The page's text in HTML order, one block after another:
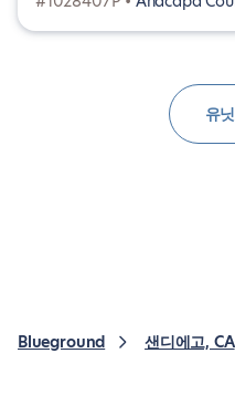
유
Blueground 샌디에고, CA